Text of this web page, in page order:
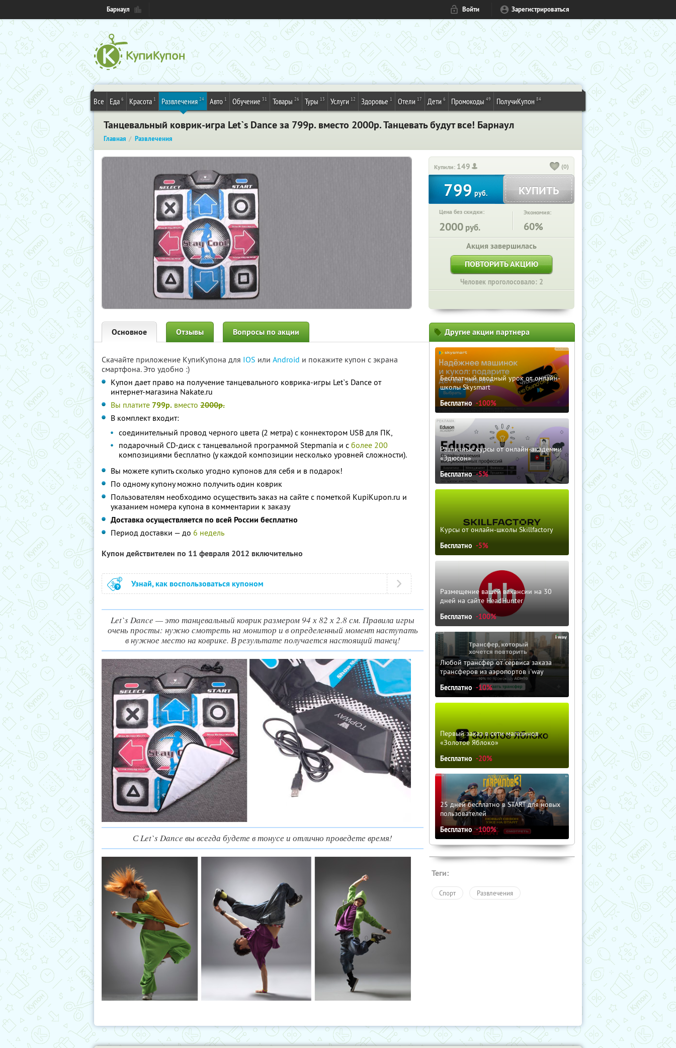
Барнаул Войти Зарегистрироваться
Все Еда 6 Красота 1 Развлечения 24 Авто 1 Обучение 31 Товары 26 Туры 13 Услуги 12 Здоровье 1 Отели 17 Дети 6 Промокоды 49 ПолучиКупон 84
Танцевальный коврик-игра Let`s Dance за 799р. вместо 2000р. Танцевать будут все! Барнаул
Главная Развлечения
Купили: 149 (0)
799 руб. КУПИТЬ
Цена без скидки:
2000 руб.
Экономия:
60%
Акция завершилась
ПОВТОРИТЬ АКЦИЮ
Человек проголосовало: 2
Основное Отзывы Вопросы по акции
Скачайте приложение КупиКупона для IOS или Android и покажите купон с экрана
смартфона. Это удобно :)
Купон дает право на получение танцевального коврика-игры Let`s Dance от
интернет-магазина Nakate.ru
Вы платите 799р. вместо 2000р.
В комплект входит:
соединительный провод черного цвета (2 метра) с коннектором USB для ПК,
подарочный СD-диск c танцевальной программой Stepmania и с более 200
композициями бесплатно (у каждой композиции несколько уровней сложности).
Вы можете купить сколько угодно купонов для себя и в подарок!
По одному купону можно получить один коврик
Пользователям необходимо осуществить заказ на сайте с пометкой KupiKupon.ru и
указанием номера купона в комментарии к заказу
Доставка осуществляется по всей России бесплатно
Период доставки — до 6 недель
Купон действителен по 11 февраля 2012 включительно
Узнай, как воспользоваться купоном
Let`s Dance — это танцевальный коврик размером 94 х 82 х 2.8 см. Правила игры
очень просты: нужно смотреть на монитор и в определенный момент наступать
в нужное место на коврике. В результате получается настоящий танец!
С Let`s Dance вы всегда будете в тонусе и отлично проведете время!
Другие акции партнера
Бесплатный вводный урок от онлайн-
школы Skysmart
Бесплатно -100%
Различные курсы от онлайн-академии
«Эдюсон»
Бесплатно -5%
Курсы от онлайн-школы Skillfactory
Бесплатно -5%
Размещение вашей вакансии на 30
дней на сайте HeadHunter
Бесплатно -100%
Любой трансфер от сервиса заказа
трансферов из аэропортов i'way
Бесплатно -10%
Первый заказ в сети магазинов
«Золотое Яблоко»
Бесплатно -20%
25 дней бесплатно в START для новых
пользователей
Бесплатно -100%
Теги:
Спорт Развлечения